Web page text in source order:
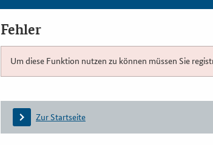
Fehler
Um diese Funktion nutzen zu können müssen Sie
Zur Startseite